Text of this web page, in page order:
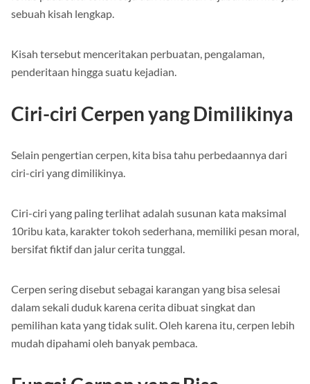
sebuah kisah lengkap.
Kisah tersebut menceritakan perbuatan, pengalaman,
penderitaan hingga suatu kejadian.
Ciri-ciri Cerpen yang Dimilikinya
Selain pengertian cerpen, kita bisa tahu perbedaannya dari
ciri-ciri yang dimilikinya.
Ciri-ciri yang paling terlihat adalah susunan kata maksimal
10ribu kata, karakter tokoh sederhana, memiliki pesan moral,
bersifat fiktif dan jalur cerita tunggal.
Cerpen sering disebut sebagai karangan yang bisa selesai
dalam sekali duduk karena cerita dibuat singkat dan
pemilihan kata yang tidak sulit. Oleh karena itu, cerpen lebih
mudah dipahami oleh banyak pembaca.